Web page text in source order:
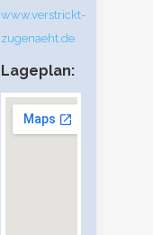
www.verstrickt-
zugenaeht.de
Lageplan: